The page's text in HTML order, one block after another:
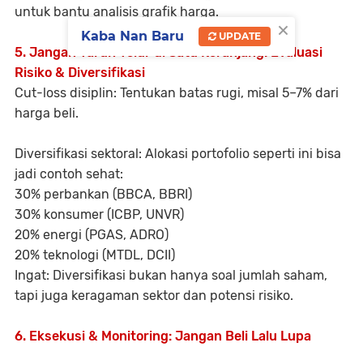
untuk bantu analisis grafik harga.
5. Jangan Taruh Telur di Satu Keranjang: Evaluasi
Risiko & Diversifikasi
Cut-loss disiplin: Tentukan batas rugi, misal 5–7% dari
harga beli.
Diversifikasi sektoral: Alokasi portofolio seperti ini bisa
jadi contoh sehat:
30% perbankan (BBCA, BBRI)
30% konsumer (ICBP, UNVR)
20% energi (PGAS, ADRO)
20% teknologi (MTDL, DCII)
Ingat: Diversifikasi bukan hanya soal jumlah saham,
tapi juga keragaman sektor dan potensi risiko.
6. Eksekusi & Monitoring: Jangan Beli Lalu Lupa
×
Kaba Nan Baru UPDATE